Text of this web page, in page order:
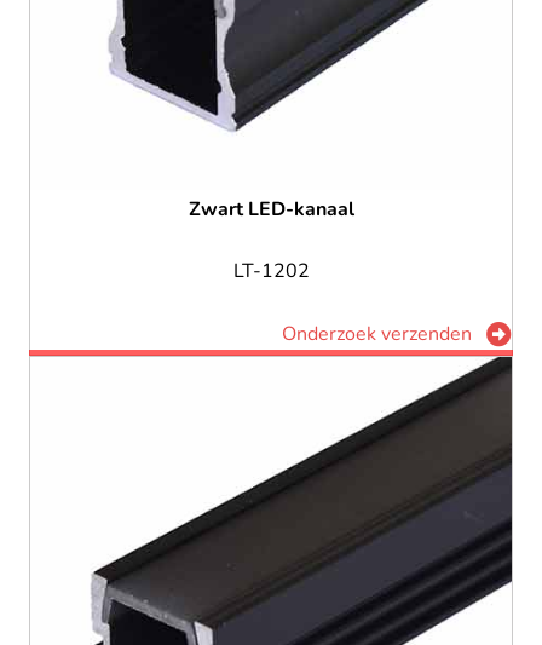
Zwart LED-kanaal
LT-1202
Onderzoek verzenden